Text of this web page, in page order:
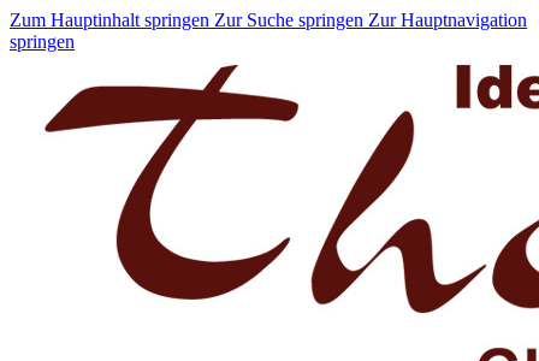
Zum Hauptinhalt springen Zur Suche springen Zur Hauptnavigation
springen